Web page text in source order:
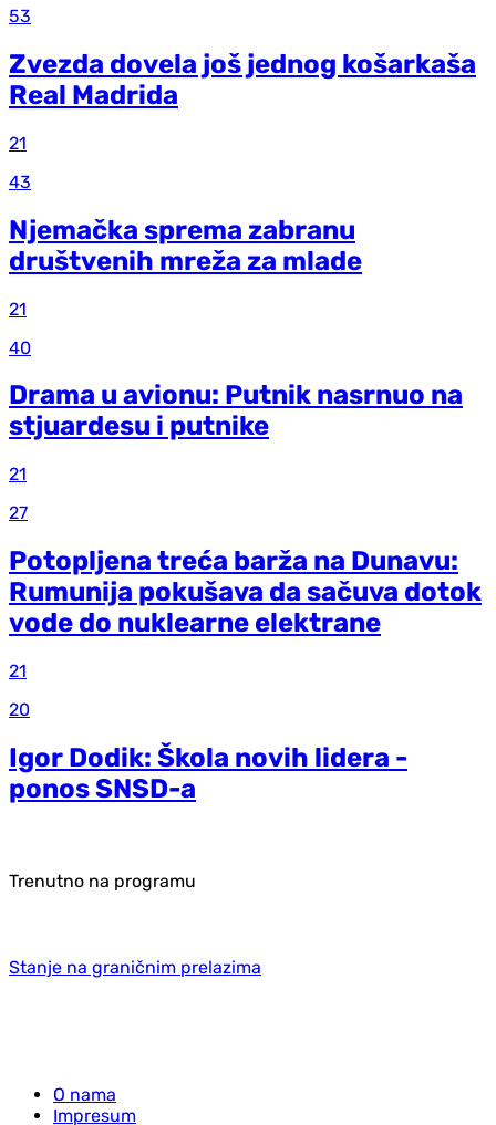
53
Zvezda dovela još jednog košarkaša
Real Madrida
21
43
Njemačka sprema zabranu
društvenih mreža za mlade
21
40
Drama u avionu: Putnik nasrnuo na
stjuardesu i putnike
21
27
Potopljena treća barža na Dunavu:
Rumunija pokušava da sačuva dotok
vode do nuklearne elektrane
21
20
Igor Dodik: Škola novih lidera -
ponos SNSD-a
Trenutno na programu
Stanje na graničnim prelazima
O nama
Impresum